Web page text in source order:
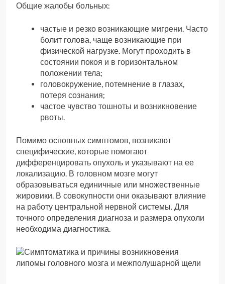
Общие жалобы больных:
частые и резко возникающие мигрени. Часто
болит голова, чаще возникающие при
физической нагрузке. Могут проходить в
состоянии покоя и в горизонтальном
положении тела;
головокружение, потемнение в глазах,
потеря сознания;
частое чувство тошноты и возникновение
рвоты.
Помимо основных симптомов, возникают
специфические, которые помогают
дифференцировать опухоль и указывают на ее
локализацию. В головном мозге могут
образовываться единичные или множественные
жировики. В совокупности они оказывают влияние
на работу центральной нервной системы. Для
точного определения диагноза и размера опухоли
необходима диагностика.